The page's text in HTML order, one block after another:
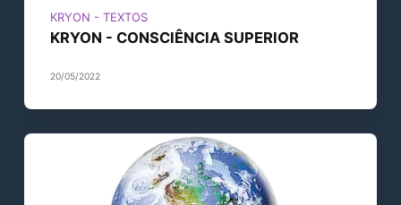
KRYON - TEXTOS
KRYON - CONSCIÊNCIA SUPERIOR
20/05/2022